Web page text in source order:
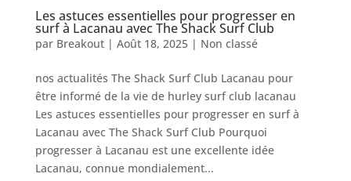
Les astuces essentielles pour progresser en
surf à Lacanau avec The Shack Surf Club
par Breakout| Août 18, 2025| Non classé
nos actualités The Shack Surf Club Lacanau pour
être informé de la vie de hurley surf club lacanau
Les astuces essentielles pour progresser en surf à
Lacanau avec The Shack Surf Club Pourquoi
progresser à Lacanau est une excellente idée
Lacanau, connue mondialement...